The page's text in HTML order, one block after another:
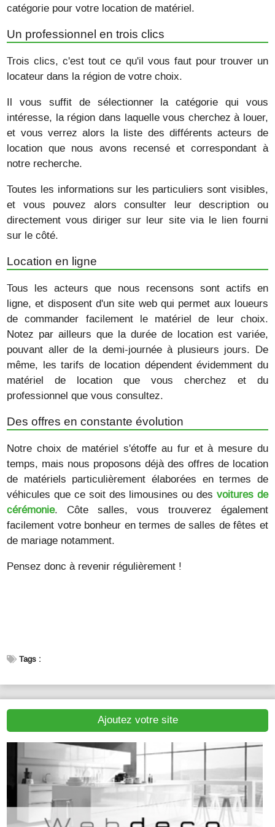
catégorie pour votre location de matériel.
Un professionnel en trois clics
Trois clics, c'est tout ce qu'il vous faut pour trouver un
locateur dans la région de votre choix.
Il vous suffit de sélectionner la catégorie qui vous
intéresse, la région dans laquelle vous cherchez à louer,
et vous verrez alors la liste des différents acteurs de
location que nous avons recensé et correspondant à
notre recherche.
Toutes les informations sur les particuliers sont visibles,
et vous pouvez alors consulter leur description ou
directement vous diriger sur leur site via le lien fourni
sur le côté.
Location en ligne
Tous les acteurs que nous recensons sont actifs en
ligne, et disposent d'un site web qui permet aux loueurs
de commander facilement le matériel de leur choix.
Notez par ailleurs que la durée de location est variée,
pouvant aller de la demi-journée à plusieurs jours. De
même, les tarifs de location dépendent évidemment du
matériel de location que vous cherchez et du
professionnel que vous consultez.
Des offres en constante évolution
Notre choix de matériel s'étoffe au fur et à mesure du
temps, mais nous proposons déjà des offres de location
de matériels particulièrement élaborées en termes de
véhicules que ce soit des limousines ou des voitures de
cérémonie. Côte salles, vous trouverez également
facilement votre bonheur en termes de salles de fêtes et
de mariage notamment.
Pensez donc à revenir régulièrement !
Tags :
Ajoutez votre site